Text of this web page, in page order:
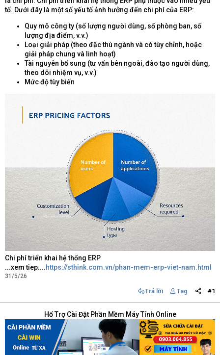
tố. Dưới đây là một số yếu tố ảnh hưởng đến chi phí của ERP:
Quy mô công ty (số lượng người dùng, số phòng ban, số
lượng địa điểm, v.v.)
Loại giải pháp (theo đặc thù ngành và có tùy chỉnh, hoặc
giải pháp chung và linh hoạt)
Tài nguyên bổ sung (tư vấn bên ngoài, đào tạo người dùng,
theo dõi nhiệm vụ, v.v.)
Mức độ tùy biến
Chi phí triển khai hệ thống ERP
...xem tiep....https://sthink.com.vn/phan-mem-erp-viet-nam.html
31/5/26
Trả lời Tag #1
Hổ Trợ Cài Đặt Phần Mềm Máy Tính Online